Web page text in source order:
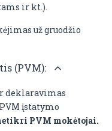
ir kt.).
už gruodžio
(PVM):
deklaravimas
įstatymo
PVM mokėtojai.